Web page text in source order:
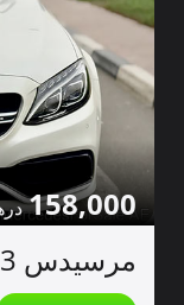
158,000
مرسيدس C63 للبيع